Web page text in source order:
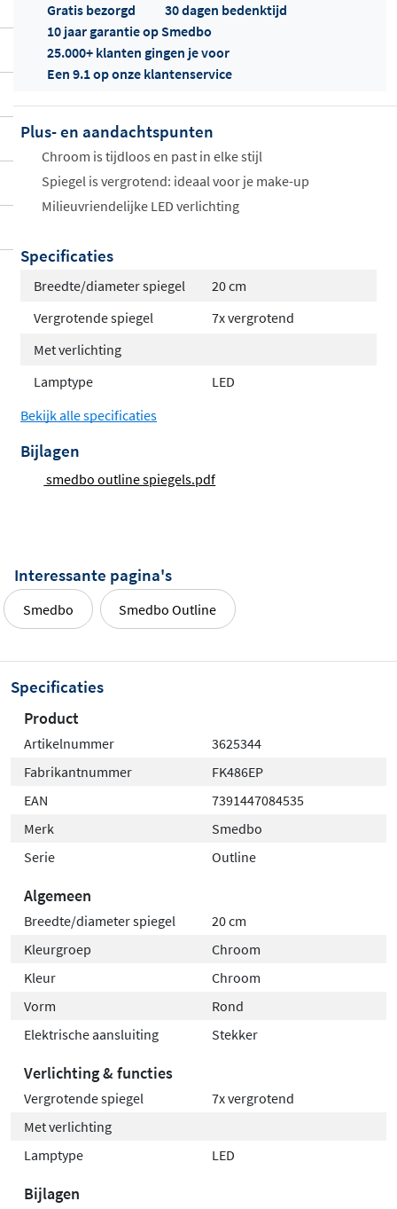
Offertes
ophalen...
Gratis bezorgd
30 dagen bedenktijd
10 jaar garantie op Smedbo
25.000+ klanten gingen je voor
Een 9.1 op onze klantenservice
Plus- en aandachtspunten
Chroom is tijdloos en past in elke stijl
Spiegel is vergrotend: ideaal voor je make-up
Milieuvriendelijke LED verlichting
Specificaties
Breedte/diameter spiegel
20 cm
Vergrotende spiegel
7x vergrotend
Met verlichting
Lamptype
LED
Bekijk alle specificaties
Bijlagen
smedbo outline spiegels.pdf
Interessante pagina's
Smedbo Smedbo Outline
Specificaties
Product
Artikelnummer
3625344
Fabrikantnummer
FK486EP
EAN
7391447084535
Merk
Smedbo
Serie
Outline
Algemeen
Breedte/diameter spiegel
20 cm
Kleurgroep
Chroom
Kleur
Chroom
Vorm
Rond
Elektrische aansluiting
Stekker
Verlichting & functies
Vergrotende spiegel
7x vergrotend
Met verlichting
Lamptype
LED
Bijlagen